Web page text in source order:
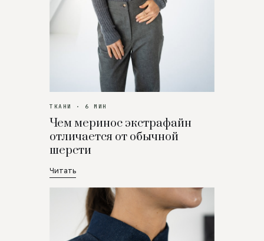
ТКАНИ · 6 МИН
Чем меринос экстрафайн
отличается от обычной
шерсти
Читать